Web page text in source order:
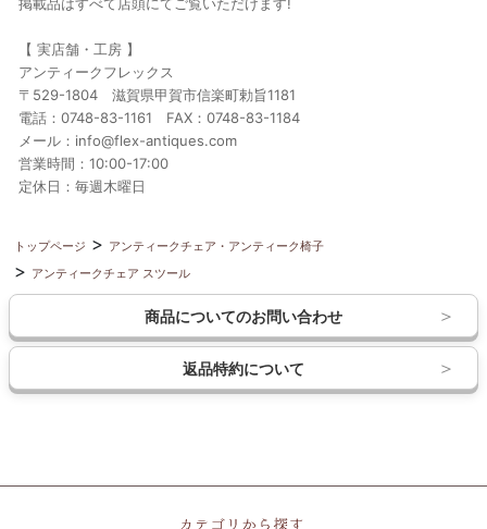
【 実店舗・工房 】
アンティークフレックス
〒529-1804 滋賀県甲賀市信楽町勅旨1181
電話：0748-83-1161 FAX：0748-83-1184
メール：info@flex-antiques.com
営業時間：10:00-17:00
定休日：毎週木曜日
トップページ
アンティークチェア・アンティーク椅子
アンティークチェア スツール
商品についてのお問い合わせ
返品特約について